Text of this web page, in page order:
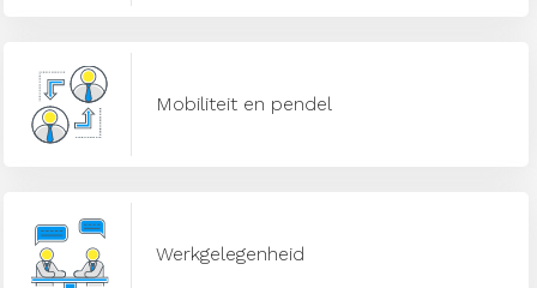
Mobiliteit en pendel
Werkgelegenheid